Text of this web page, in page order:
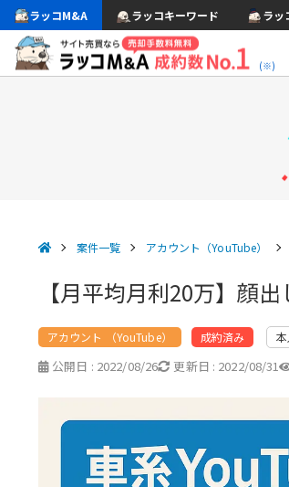
ラッコM&A ラッコキーワード ラッ
(※)
案件一覧 アカウント（YouTube）
【月平均月利20万】顔
アカウント （YouTube） 成約済み
公開日 : 2022/08/26 更新日 : 2022/08/31